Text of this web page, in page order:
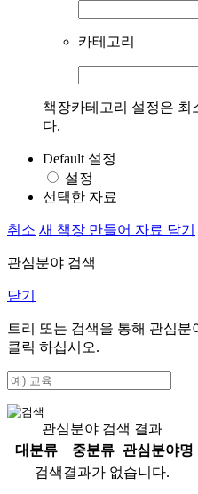
카테고리
책장카테고리 설정은 최
다.
Default 설정
설정
선택한 자료
취소 새 책장 만들어 자료 담기
관심분야 검색
닫기
트리 또는 검색을 통해 관심분
클릭 하십시오.
관심분야 검색 결과
대분류
중분류
관심분야명
검색결과가 없습니다.